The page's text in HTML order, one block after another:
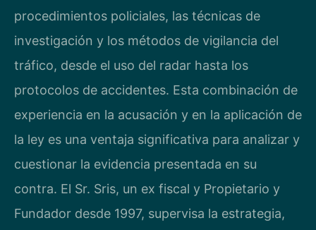
procedimientos policiales, las técnicas de
investigación y los métodos de vigilancia del
tráfico, desde el uso del radar hasta los
protocolos de accidentes. Esta combinación de
experiencia en la acusación y en la aplicación de
la ley es una ventaja significativa para analizar y
cuestionar la evidencia presentada en su
contra. El Sr. Sris, un ex fiscal y Propietario y
Fundador desde 1997, supervisa la estrategia,